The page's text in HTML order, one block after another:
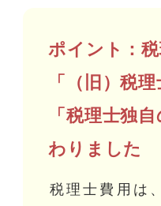
ポイント：
「（旧）税
「税理士独
わりました
税理士費用は